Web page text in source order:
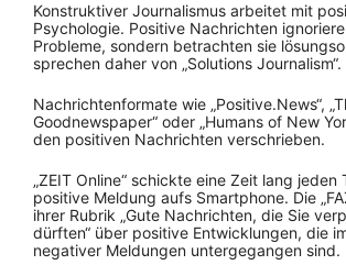
Konstruktiver Journalismus arbeitet mit
Psychologie. Positive Nachrichten
Probleme, sondern betrachten sie
sprechen daher von „Solutions Journalism“.
Nachrichtenformate wie „Positive.News“,
Goodnewspaper“ oder „Humans of New
den positiven Nachrichten verschrieben.
„ZEIT Online“ schickte eine Zeit lang jeden
positive Meldung aufs Smartphone. Die
ihrer Rubrik „Gute Nachrichten, die Sie
dürften“ über positive Entwicklungen, die
negativer Meldungen untergegangen sind.